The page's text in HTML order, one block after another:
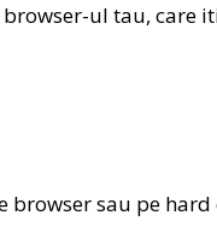
ul tau, care
browser sau pe